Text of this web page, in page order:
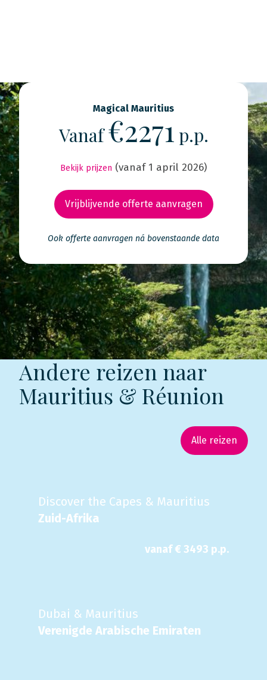
Magical Mauritius
Vanaf€2271 p.p.
Bekijk prijzen (vanaf 1 april 2026)
Vrijblijvende offerte aanvragen
Ook offerte aanvragen ná bovenstaande data
Andere reizen naar
Mauritius & Réunion
Alle reizen
Discover the Capes & Mauritius
Zuid-Afrika
vanaf € 3493 p.p.
Dubai & Mauritius
Verenigde Arabische Emiraten